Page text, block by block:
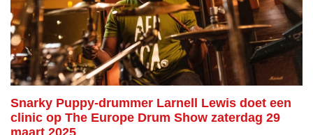
Snarky Puppy-drummer Larnell Lewis doet een
clinic op The Europe Drum Show zaterdag 29